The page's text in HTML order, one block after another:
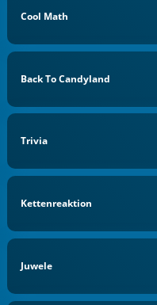
Cool Math
Back To Candyland
Trivia
Kettenreaktion
Juwele